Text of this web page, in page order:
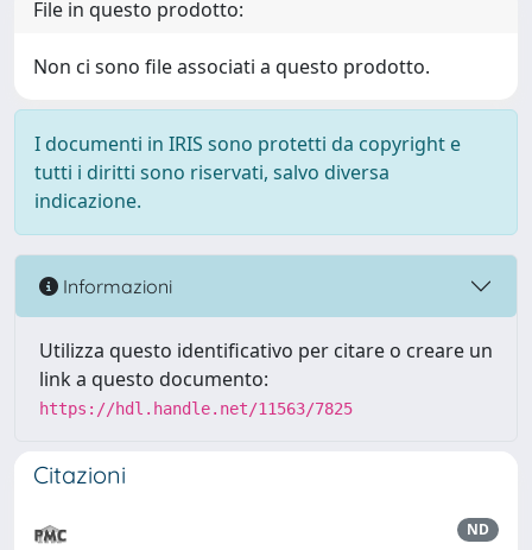
File in questo prodotto:
Non ci sono file associati a questo prodotto.
I documenti in IRIS sono protetti da copyright e
tutti i diritti sono riservati, salvo diversa
indicazione.
Informazioni
Utilizza questo identificativo per citare o creare un
link a questo documento:
https://hdl.handle.net/11563/7825
Citazioni
ND